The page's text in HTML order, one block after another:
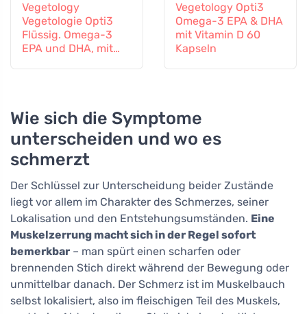
Vegetology
Vegetologie Opti3
Flüssig. Omega-3
EPA und DHA, mit
Vegetology Opti3
Omega-3 EPA & DHA
mit Vitamin D 60
Kapseln
Wie sich die Symptome
unterscheiden und wo es
schmerzt
Der Schlüssel zur Unterscheidung beider Zustände
liegt vor allem im Charakter des Schmerzes, seiner
Lokalisation und den Entstehungsumständen. Eine
Muskelzerrung macht sich in der Regel sofort
bemerkbar – man spürt einen scharfen oder
brennenden Stich direkt während der Bewegung oder
unmittelbar danach. Der Schmerz ist im Muskelbauch
selbst lokalisiert, also im fleischigen Teil des Muskels,